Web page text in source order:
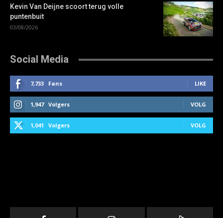
Kevin Van Deijne scoort terug volle
puntenbuit
03/08/2026
Social Media
7,733 Fans LIKE
1,947 Volgers VOLG
1,041 Volgers VOLG